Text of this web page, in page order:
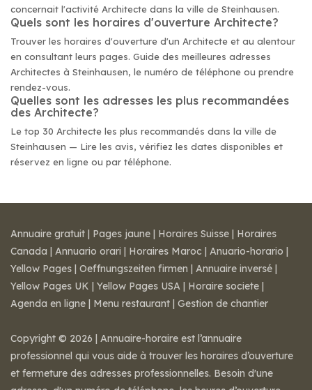
concernait l'activité Architecte dans la ville de Steinhausen.
Quels sont les horaires d'ouverture Architecte?
Trouver les horaires d'ouverture d'un Architecte et au alentour
en consultant leurs pages. Guide des meilleures adresses
Architectes à Steinhausen, le numéro de téléphone ou prendre
rendez-vous.
Quelles sont les adresses les plus recommandées
des Architecte?
Le top 30 Architecte les plus recommandés dans la ville de
Steinhausen — Lire les avis, vérifiez les dates disponibles et
réservez en ligne ou par téléphone.
Annuaire gratuit | Pages jaune | Horaires Suisse | Horaires
Canada | Annuario orari | Horaires Maroc | Anuario-horario |
Yellow Pages | Oeffnungszeiten firmen | Annuaire inversé |
Yellow Pages UK | Yellow Pages USA | Horaire societe |
Agenda en ligne | Menu restaurant | Gestion de chantier
Copyright © 2026 | Annuaire-horaire est l’annuaire
professionnel qui vous aide à trouver les horaires d’ouverture
et fermeture des adresses professionnelles. Besoin d'une